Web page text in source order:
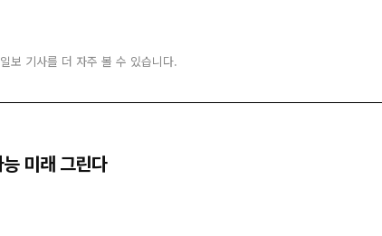
보 기사를 더 자주 볼 수 있습니다.
미래 그린다